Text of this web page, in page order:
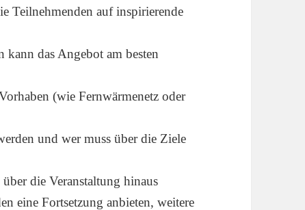
Teilnehmenden auf inspirierende
das Angebot am besten
(wie Fernwärmenetz oder
und wer muss über die Ziele
die Veranstaltung hinaus
eine Fortsetzung anbieten, weitere